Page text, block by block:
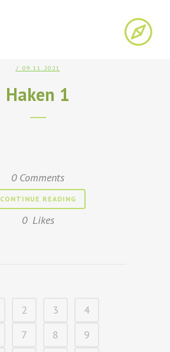
/ 09.11.2021
Haken 1
0 Comments
CONTINUE READING
0 Likes
2 3
4
7 8
9